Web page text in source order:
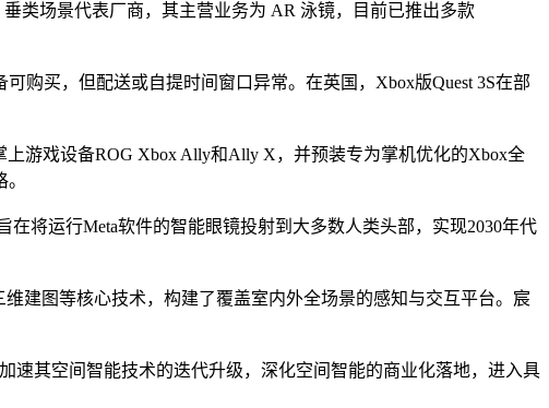
类场景代表厂商，其主营业务为 AR 泳镜，目前已推出多款
购买，但配送或自提时间窗口异常。在英国，Xbox版Quest 3S在部
游戏设备ROG Xbox Ally和Ally X，并预装专为掌机优化的Xbox全
将运行Meta软件的智能眼镜投射到大多数人类头部，实现2030年代
建图等核心技术，构建了覆盖室内外全场景的感知与交互平台。宸
其空间智能技术的迭代升级，深化空间智能的商业化落地，进入具